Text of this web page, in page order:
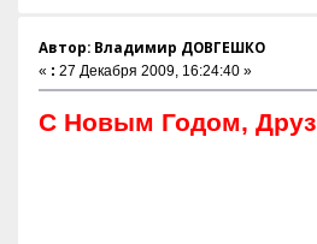
Автор: Владимир ДОВГЕШКО
« : 27 Декабря 2009, 16:24:40 »
С Новым Годом,